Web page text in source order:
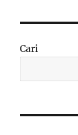
Cari